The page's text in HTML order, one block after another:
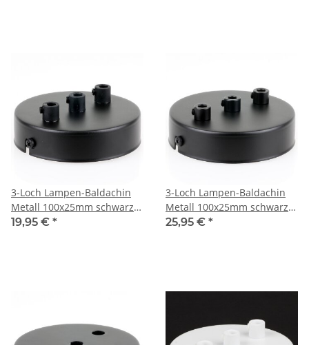
3-Loch Lampen-Baldachin
Metall 100x25mm schwarz
mit Zugentlaster Kunststoff
19,95 € *
3-Loch Lampen-Baldachin
Metall 100x25mm schwarz
mit Zugentlaster Metall für
25,95 € *